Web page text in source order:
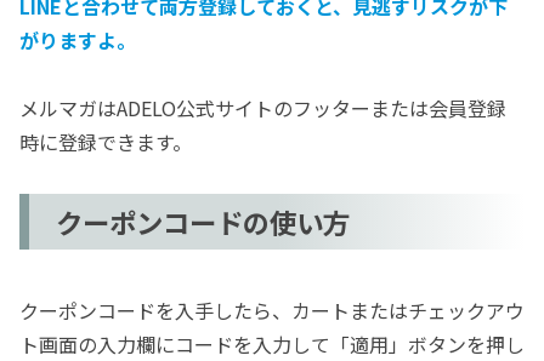
がりますよ。
メルマガはADELO公式サイトのフッターまたは会員登録
時に登録できます。
クーポンコードの使い方
クーポンコードを入手したら、カートまたはチェックアウ
ト画面の入力欄にコードを入力して「適用」ボタンを押し